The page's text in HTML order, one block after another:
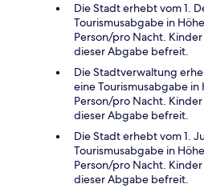
Die Stadt erhebt vom 1.
Tourismusabgabe in
Person/pro Nacht.
dieser Abgabe befreit.
Die Stadtverwaltung
eine Tourismusabgabe in
Person/pro Nacht.
dieser Abgabe befreit.
Die Stadt erhebt vom 1.
Tourismusabgabe in
Person/pro Nacht.
dieser Abgabe befreit.